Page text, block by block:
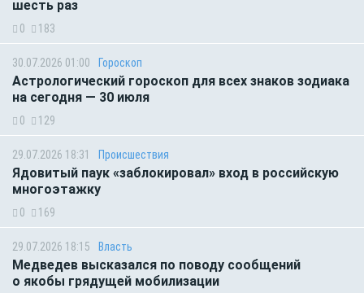
шесть раз
0 183
30.07.2026 01:00 Гороскоп
Астрологический гороскоп для всех знаков зодиака
на сегодня — 30 июля
0 129
29.07.2026 18:31 Происшествия
Ядовитый паук «заблокировал» вход в российскую
многоэтажку
0 169
29.07.2026 18:15 Власть
Медведев высказался по поводу сообщений
о якобы грядущей мобилизации